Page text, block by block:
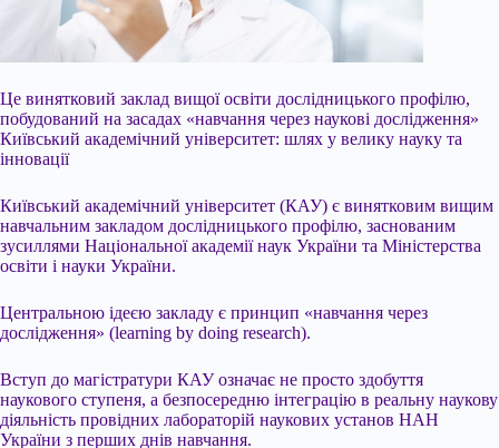
Це винятковий заклад вищої освіти дослідницького профілю,
побудований на засадах «навчання через наукові дослідження»
Київський академічний університет: шлях у велику науку та
інновації
Київський академічний університет (КАУ) є винятковим вищим
навчальним закладом дослідницького профілю, заснованим
зусиллями Національної академії наук України та Міністерства
освіти і науки України.
Центральною ідеєю закладу є принцип «навчання через
дослідження» (learning by doing research).
Вступ до магістратури КАУ означає не просто здобуття
наукового ступеня, а безпосередню інтеграцію в реальну наукову
діяльність провідних лабораторій наукових установ НАН
України з перших днів навчання.